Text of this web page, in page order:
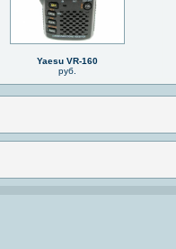
Yaesu VR-160
руб.